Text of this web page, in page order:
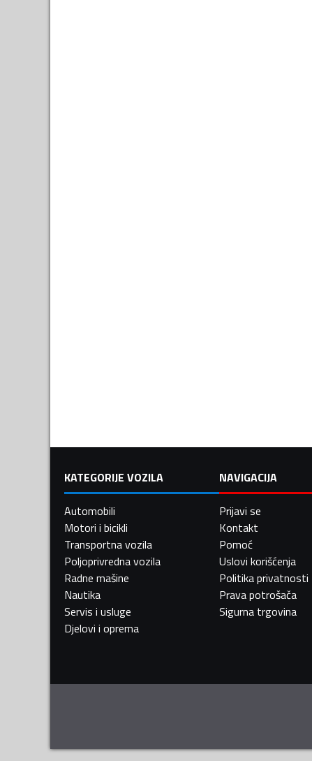
KATEGORIJE VOZILA
Automobili
Motori i bicikli
Transportna vozila
Poljoprivredna vozila
Radne mašine
Nautika
Servis i usluge
Djelovi i oprema
NAVIGACIJA
Prijavi se
Kontakt
Pomoć
Uslovi korišćenja
Politika privatnosti
Prava potrošača
Sigurna trgovina